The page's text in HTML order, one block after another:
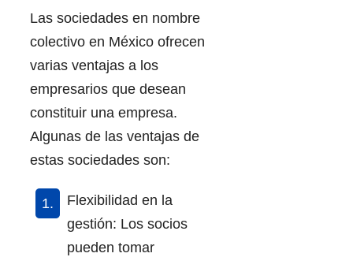
Las sociedades en nombre
colectivo en México ofrecen
varias ventajas a los
empresarios que desean
constituir una empresa.
Algunas de las ventajas de
estas sociedades son:
Flexibilidad en la
gestión: Los socios
pueden tomar